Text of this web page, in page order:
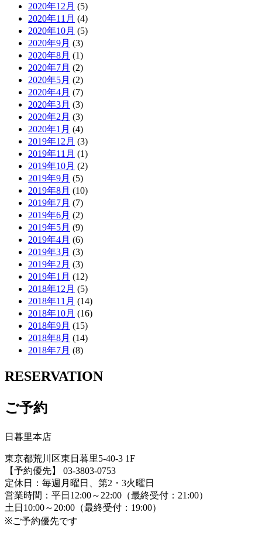
2020年12月 (5)
2020年11月 (4)
2020年10月 (5)
2020年9月 (3)
2020年8月 (1)
2020年7月 (2)
2020年5月 (2)
2020年4月 (7)
2020年3月 (3)
2020年2月 (3)
2020年1月 (4)
2019年12月 (3)
2019年11月 (1)
2019年10月 (2)
2019年9月 (5)
2019年8月 (10)
2019年7月 (7)
2019年6月 (2)
2019年5月 (9)
2019年4月 (6)
2019年3月 (3)
2019年2月 (3)
2019年1月 (12)
2018年12月 (5)
2018年11月 (14)
2018年10月 (16)
2018年9月 (15)
2018年8月 (14)
2018年7月 (8)
RESERVATION
ご予約
日暮里本店
東京都荒川区東日暮里5-40-3 1F
【予約優先】 03-3803-0753
定休日：毎週月曜日、第2・3火曜日
営業時間：平日12:00～22:00（最終受付：21:00）
土日10:00～20:00（最終受付：19:00）
※ご予約優先です